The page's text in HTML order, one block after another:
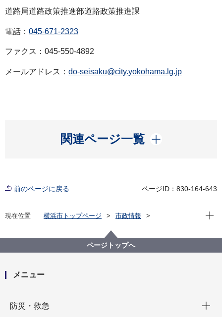
道路局道路政策推進部道路政策推進課
電話： 045-671-2323
ファクス：045-550-4892
メールアドレス： do-seisaku@city.yokohama.lg.jp
関連ページ一覧
開く
前のページに戻る ページID：830-164-643
現在位置 横浜市トップページ
市政情報
記者発表 2022年度
ＹＯＫＯＨＡＭＡバイクフォトコンテスト ～みんなで
つぶやく事故ゼロ宣言～ 入賞作品を決定しました！
現在
ページトップへ
メニュー
防災・救急